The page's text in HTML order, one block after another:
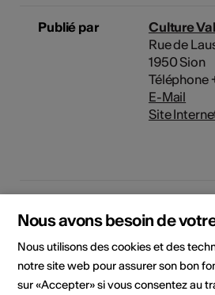
Publié par
Culture
Rue de
1950 Sion
Téléphone
E-Mail
Site
Arts de la
Catégorie
Appels à
Nous avons besoin de
Nous utilisons des cookies et des
notre site web pour assurer son bon
sur «Accepter» si vous consentez au